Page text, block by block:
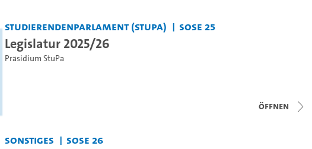
Studierendenparlament (StuPa) SoSe 25
Legislatur 2025/26
Präsidium StuPa
Öffnen
Sonstiges SoSe 26